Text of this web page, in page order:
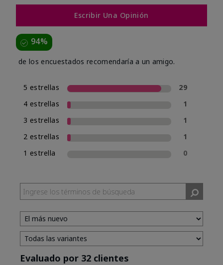
Escribir Una Opinión
94%
de los encuestados recomendaría a un amigo.
5 estrellas
29
4 estrellas
1
3 estrellas
1
2 estrellas
1
1 estrella
0
Evaluado por 32 clientes